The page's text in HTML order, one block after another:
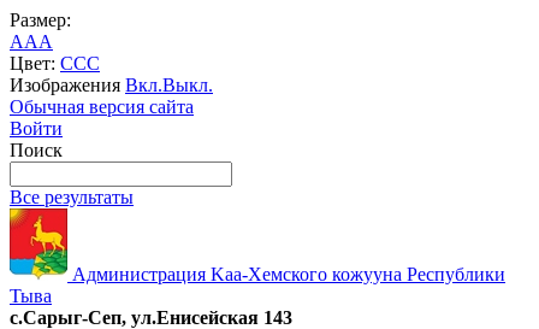
Размер:
AAA
Цвет: CCC
Изображения Вкл.Выкл.
Обычная версия сайта
Войти
Поиск
Все результаты
Администрация Kaa-Хемского кожууна Республики
Тыва
с.Сарыг-Сеп, ул.Енисейская 143